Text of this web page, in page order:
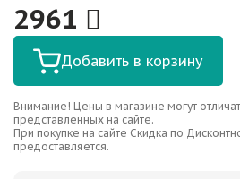
2961
Добавить в корзину
Внимание! Цены в магазине могут
представленных на сайте.
При покупке на сайте Скидка по
предоставляется.